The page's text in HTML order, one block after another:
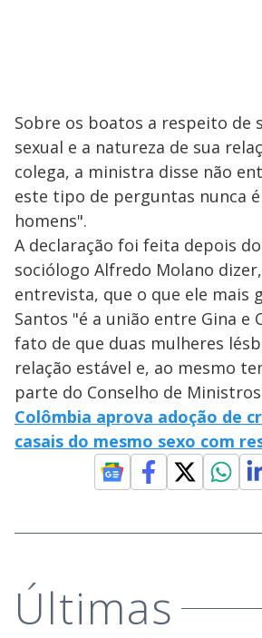
Sobre os boatos a respeito de
sexual e a natureza de sua
colega, a ministra disse não
este tipo de perguntas nunca
homens".
A declaração foi feita depois
sociólogo Alfredo Molano
entrevista, que o que ele mais
Santos "é a união entre Gina e
fato de que duas mulheres
relação estável e, ao mesmo
parte do Conselho de
Colômbia aprova adoção de
casais do mesmo sexo com
Últimas